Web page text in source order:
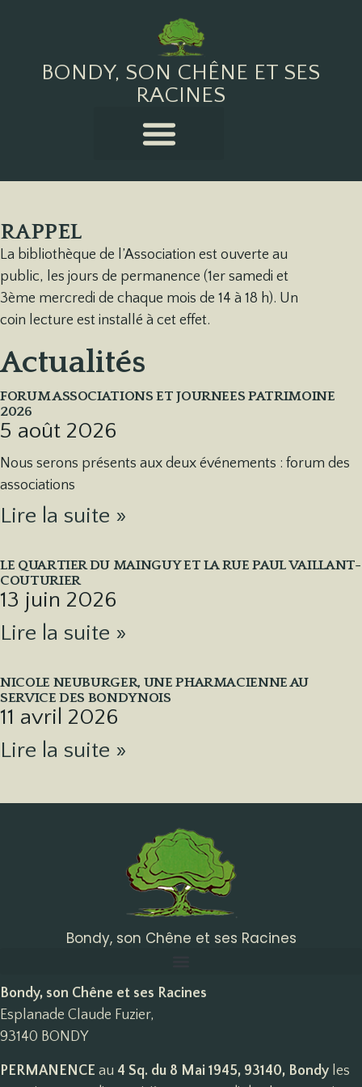
BONDY, SON CHÊNE ET SES
RACINES
RAPPEL
La bibliothèque de l’Association est ouverte au
public, les jours de permanence (1er samedi et
3ème mercredi de chaque mois de 14 à 18 h). Un
coin lecture est installé à cet effet.
Actualités
FORUM ASSOCIATIONS ET JOURNEES PATRIMOINE
2026
5 août 2026
Nous serons présents aux deux événements : forum des
associations
Lire la suite »
LE QUARTIER DU MAINGUY ET LA RUE PAUL VAILLANT-
COUTURIER
13 juin 2026
Lire la suite »
NICOLE NEUBURGER, UNE PHARMACIENNE AU
SERVICE DES BONDYNOIS
11 avril 2026
Lire la suite »
Bondy, son Chêne et ses Racines
Bondy, son Chêne et ses Racines
Esplanade Claude Fuzier,
93140 BONDY
PERMANENCE au 4 Sq. du 8 Mai 1945, 93140, Bondy les